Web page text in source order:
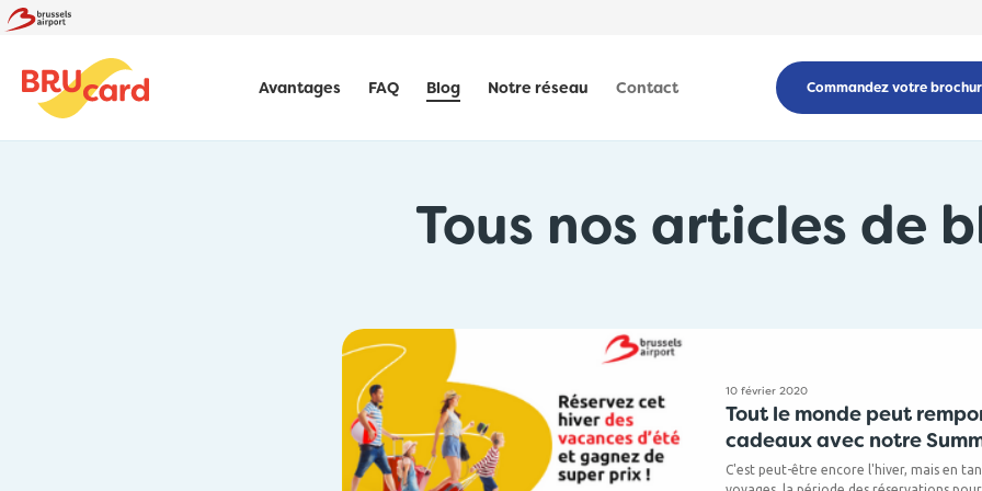
Avantages FAQ Blog Notre réseau Contact Commandez votre
Tous nos articles de
10 février 2020
Tout le monde peut
cadeaux avec notre
C'est peut-être encore l'hiver, mais en